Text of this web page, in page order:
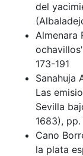
del
Almenara
173-191
Sanahuja
Las
Sevilla
1683),
Cano
la plata